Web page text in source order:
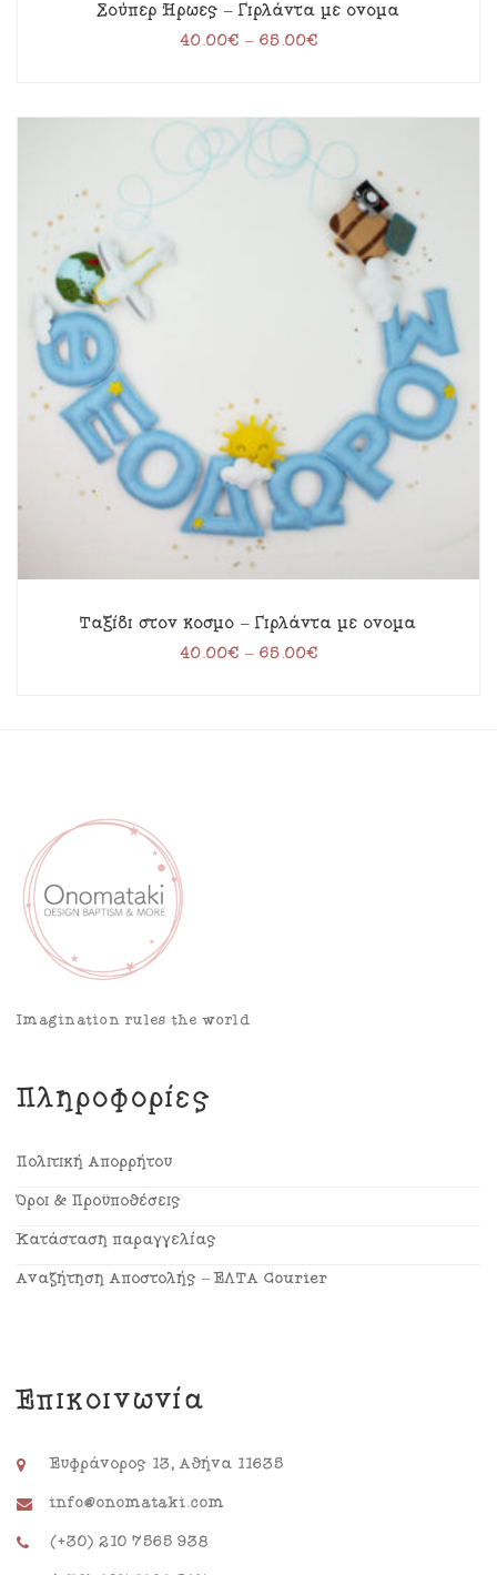
Σούπερ Ήρωες – Γιρλάντα με όνομα
40.00€ – 65.00€
Ταξίδι στον κόσμο – Γιρλάντα με όνομα
40.00€ – 65.00€
Imagination rules the world
Πληροφορίες
Πολιτική Απορρήτου
Όροι & Προϋποθέσεις
Κατάσταση παραγγελίας
Αναζήτηση Αποστολής – ΕΛΤΑ Courier
Επικοινωνία
Ευφράνορος 13, Αθήνα 11635
info@onomataki.com
(+30) 210 7565 938